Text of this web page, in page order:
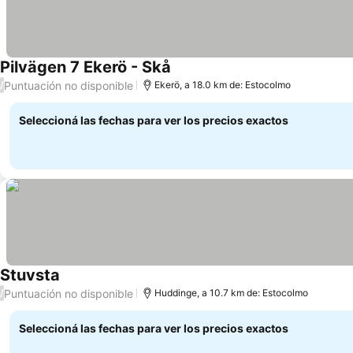
Pilvägen 7 Ekerö - Skå
/Puntuación no disponible Ekerö, a 18.0 km de: Estocolmo
Seleccioná las fechas para ver los precios exactos
Stuvsta
/Puntuación no disponible Huddinge, a 10.7 km de: Estocolmo
Seleccioná las fechas para ver los precios exactos